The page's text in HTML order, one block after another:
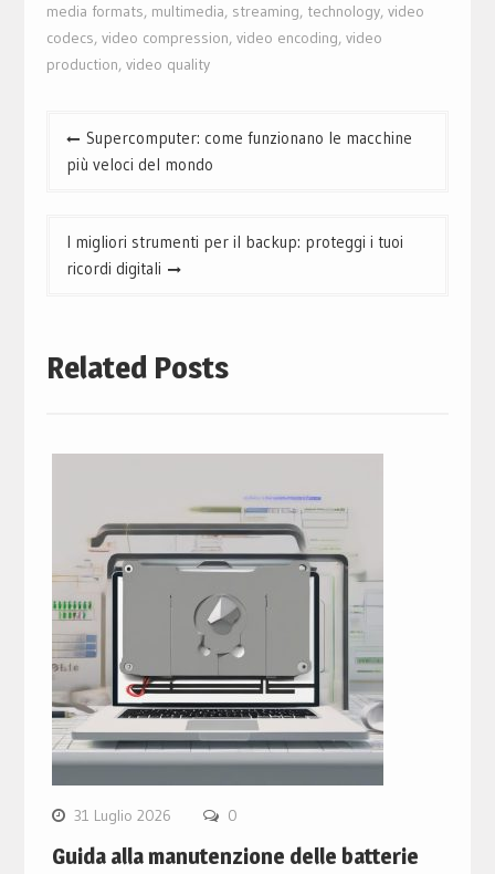
media formats, multimedia, streaming, technology, video
codecs, video compression, video encoding, video
production, video quality
Navigazione
articoli
Supercomputer: come funzionano le macchine
più veloci del mondo
I migliori strumenti per il backup: proteggi i tuoi
ricordi digitali
Related Posts
31 Luglio 2026 0
Guida alla manutenzione delle batterie